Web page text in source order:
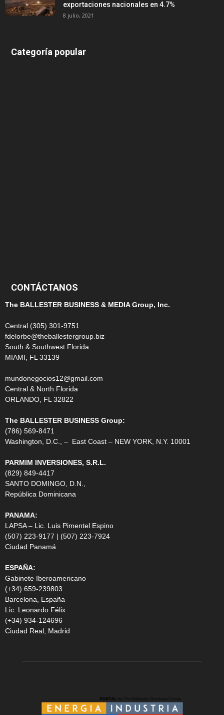
exportaciones nacionales en 4.7%
8 julio, 2021
Categoría popular
CONTÁCTANOS
The BALLESTER BUSINESS & MEDIA Group, Inc.
Central (305) 301-9751
fdelorbe@theballestergroup.biz
South & Southwest Florida
MIAMI, FL 33139
mundonegocios12@gmail.com
Central & North Florida
ORLANDO, FL 32822
The BALLESTER BUSINESS Group:
(786) 569-8471
Washington, D.C., – East Coast – NEW YORK, N.Y. 10001
PARMIM INVERSIONES, S.R.L.
(829) 849-4417
SANTO DOMINGO, D.N.,
República Dominicana
PANAMA:
LAPSA – Lic. Luis Pimentel Espino
(507) 223-9177 | (507) 223-7924
Ciudad Panamá
ESPAÑA:
Gabinete Iberoamericano
(+34) 659-239803
Barcelona, España
Lic. Leonardo Félix
(+34) 934-124696
Ciudad Real, Madrid